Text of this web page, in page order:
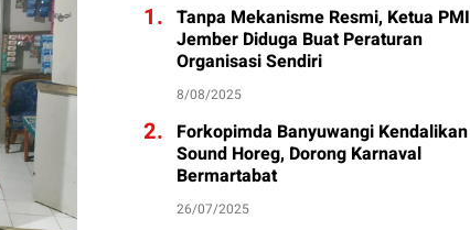
1. Tanpa Mekanisme Resmi, Ketua PMI
Jember Diduga Buat Peraturan
Organisasi Sendiri
8/08/2025
2. Forkopimda Banyuwangi Kendalikan
Sound Horeg, Dorong Karnaval
Bermartabat
26/07/2025